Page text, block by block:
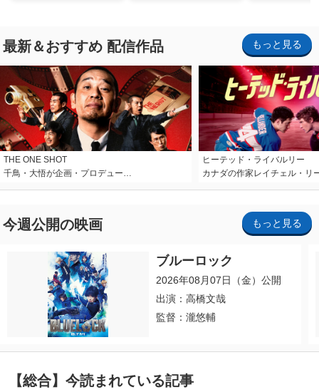
最新＆おすすめ 配信作品 もっと見る
THE ONE SHOT
千鳥・大悟が企画・プロデュー…
ヒーテッド・ライバルリー
カナダの作家レイチェル・リ
今週公開の映画 もっと見る
ブルーロック
2026年08月07日（金）公開
出演：高橋文哉
監督：瀧悠輔
【総合】今読まれている記事